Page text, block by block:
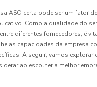
ASO certa pode ser um fator
Como a qualidade do
diferentes fornecedores, é
as capacidades da empresa
A seguir, vamos explorar
ao escolher a melhor